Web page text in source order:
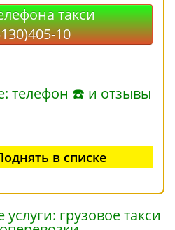
такси
10
телефон ☎ и отзывы
в списке